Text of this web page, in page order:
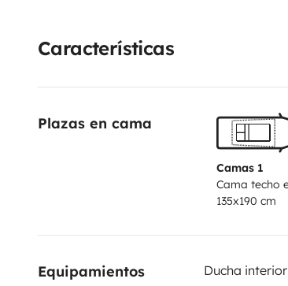
Características
Plazas en cama
Camas 1
Cama techo
135x190 cm
Equipamientos Ducha interior